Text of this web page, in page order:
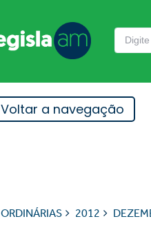
Voltar a navegação
2012